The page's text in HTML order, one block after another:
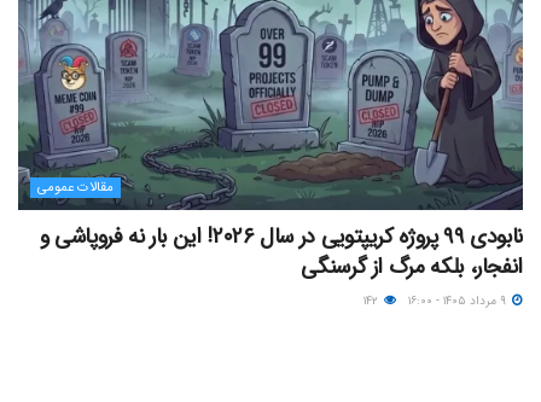
مقالات عمومی
نابودی ۹۹ پروژه کریپتویی در سال ۲۰۲۶! این بار نه فروپاشی و
انفجار، بلکه مرگ از گرسنگی